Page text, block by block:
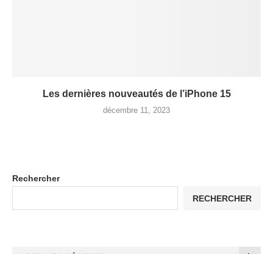
Les dernières nouveautés de l’iPhone 15
décembre 11, 2023
Rechercher
RECHERCHER